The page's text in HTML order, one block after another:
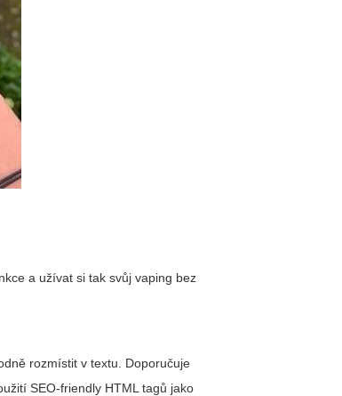
a užívat si tak svůj vaping bez
rozmístit v textu. Doporučuje
SEO-friendly HTML tagů jako